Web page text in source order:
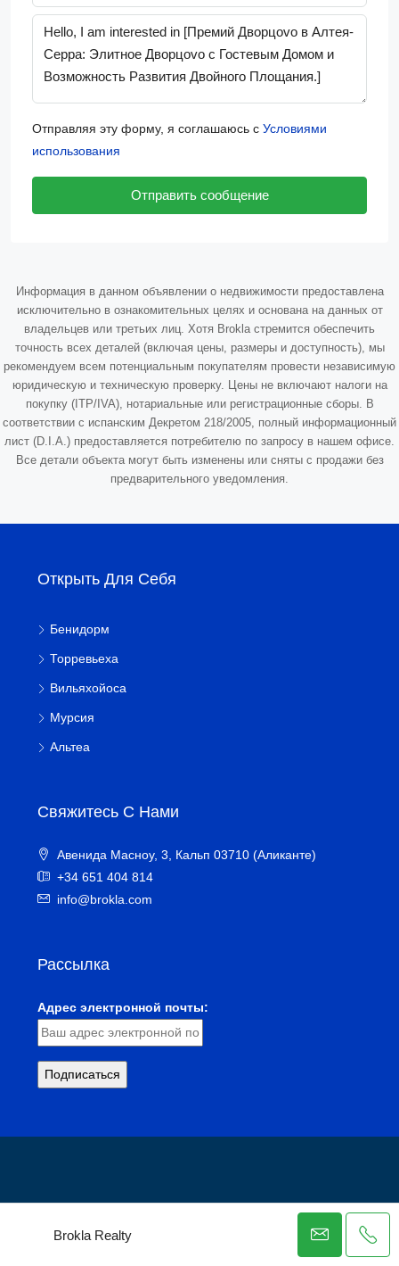
Отправляя эту форму, я соглашаюсь с Условиями
использования
Отправить сообщение
Информация в данном объявлении о недвижимости предоставлена
исключительно в ознакомительных целях и основана на данных от
владельцев или третьих лиц. Хотя Brokla стремится обеспечить
точность всех деталей (включая цены, размеры и доступность), мы
рекомендуем всем потенциальным покупателям провести независимую
юридическую и техническую проверку. Цены не включают налоги на
покупку (ITP/IVA), нотариальные или регистрационные сборы. В
соответствии с испанским Декретом 218/2005, полный информационный
лист (D.I.A.) предоставляется потребителю по запросу в нашем офисе.
Все детали объекта могут быть изменены или сняты с продажи без
предварительного уведомления.
Brokla Realty
Открыть Для Себя
Бенидорм
Торревьеха
Вильяхойоса
Мурсия
Альтеа
Свяжитесь С Нами
Авенида Масноу, 3, Кальп 03710 (Аликанте)
+34 651 404 814
info@brokla.com
Рассылка
Адрес электронной почты:
Политика конфиденциальности Costa Blanca Real Estate